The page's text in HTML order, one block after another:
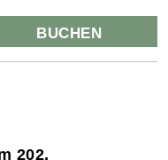
BUCHEN
202,